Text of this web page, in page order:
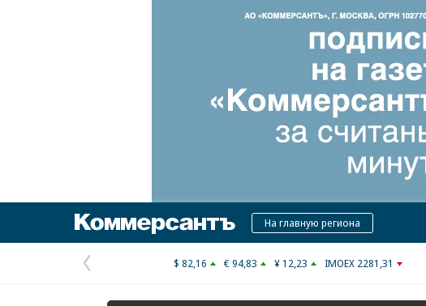
КоммерсантъНа главную региона
Предыдущая
страница
$ 82,16 € 94,83 ¥ 12,23 IMOEX 2281,31